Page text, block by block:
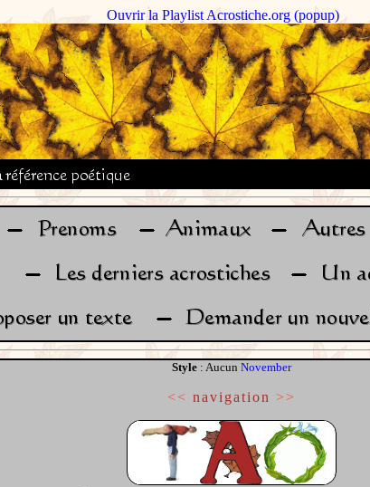
Ouvrir la Playlist Acrostiche.org (popup)
Style : Aucun November
<< navigation >>